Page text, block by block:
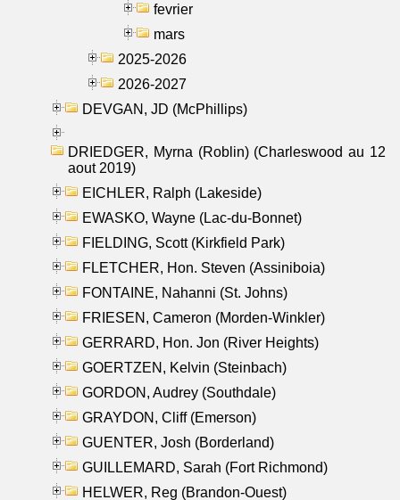
fevrier
mars
2025-2026
2026-2027
DEVGAN, JD (McPhillips)
DRIEDGER, Myrna (Roblin) (Charleswood au 12
aout 2019)
EICHLER, Ralph (Lakeside)
EWASKO, Wayne (Lac-du-Bonnet)
FIELDING, Scott (Kirkfield Park)
FLETCHER, Hon. Steven (Assiniboia)
FONTAINE, Nahanni (St. Johns)
FRIESEN, Cameron (Morden-Winkler)
GERRARD, Hon. Jon (River Heights)
GOERTZEN, Kelvin (Steinbach)
GORDON, Audrey (Southdale)
GRAYDON, Cliff (Emerson)
GUENTER, Josh (Borderland)
GUILLEMARD, Sarah (Fort Richmond)
HELWER, Reg (Brandon-Ouest)